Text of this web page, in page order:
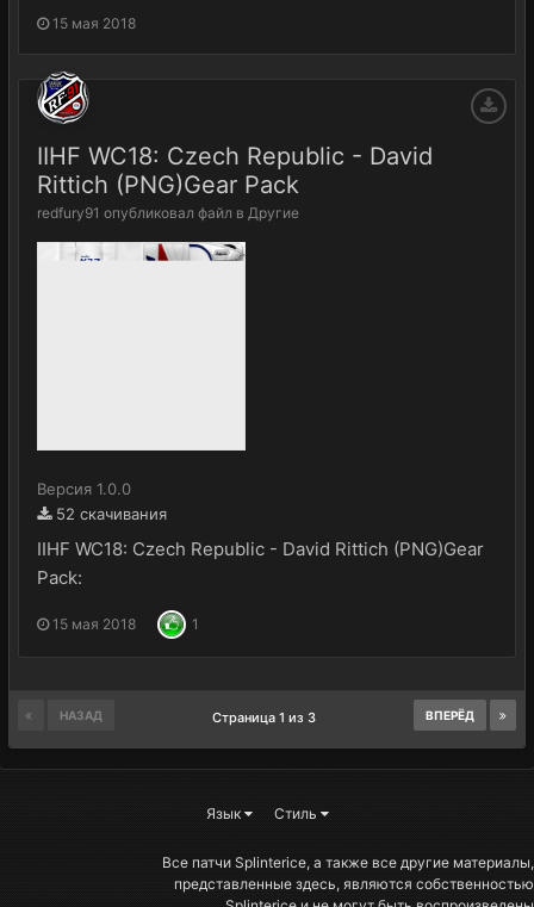
15 мая 2018
IIHF WC18: Czech Republic - David
Rittich (PNG)Gear Pack
redfury91 опубликовал файл в Другие
Версия 1.0.0
52 скачивания
IIHF WC18: Czech Republic - David Rittich (PNG)Gear
Pack:
15 мая 2018 1
НАЗАД ВПЕРЁД
Страница 1 из 3
Язык Стиль
Все патчи Splinterice, а также все другие материалы,
представленные здесь, являются собственностью